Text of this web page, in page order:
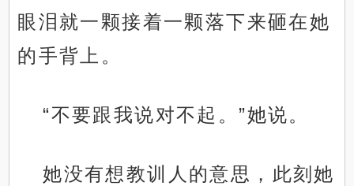
眼泪就一颗接着一颗落下来砸在她
的手背上。
“不要跟我说对不起。”她说。
她没有想教训人的意思，此刻她